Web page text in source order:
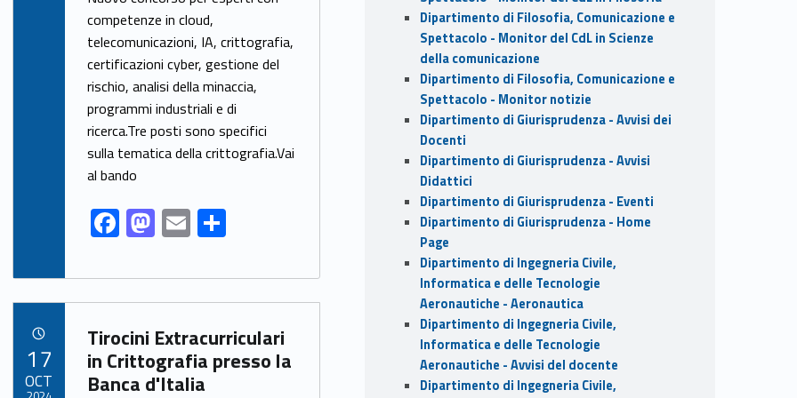
e
b
o
o
k
to
d
o
n
ai
l e
competenze in cloud,
telecomunicazioni, IA, crittografia,
certificazioni cyber, gestione del
rischio, analisi della minaccia,
programmi industriali e di
ricerca.Tre posti sono specifici
sulla tematica della crittografia.Vai
al bando
F
ac
e
b
o
o
M
as
to
d
o
n
E
m
ai
l
ar
e
Link identifier archive #link-archive-58701
Tirocini Extracurriculari
in Crittografia presso la
Banca d'Italia
17
OCT
Dipartimento di Filosofia, Comunicazione e
Spettacolo - Monitor del CdL in Scienze
della comunicazione
Dipartimento di Filosofia, Comunicazione e
Spettacolo - Monitor notizie
Dipartimento di Giurisprudenza - Avvisi dei
Docenti
Dipartimento di Giurisprudenza - Avvisi
Didattici
Dipartimento di Giurisprudenza - Eventi
Dipartimento di Giurisprudenza - Home
Page
Dipartimento di Ingegneria Civile,
Informatica e delle Tecnologie
Aeronautiche - Aeronautica
Dipartimento di Ingegneria Civile,
Informatica e delle Tecnologie
Aeronautiche - Avvisi del docente
Dipartimento di Ingegneria Civile,